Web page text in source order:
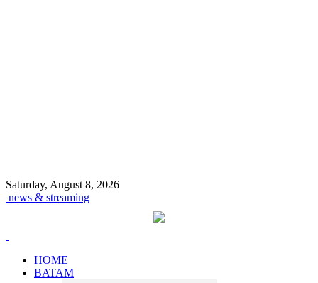
Saturday, August 8, 2026
news & streaming
HOME
BATAM